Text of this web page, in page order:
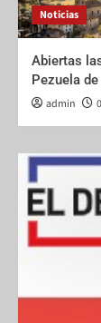
Noticias
Abiertas
Pezuela
admin